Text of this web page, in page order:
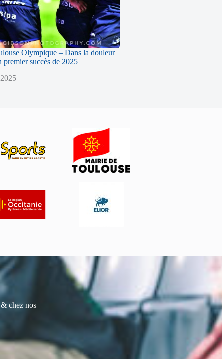
Olympique – Dans la douleur
premier succès de 2025
chez nos